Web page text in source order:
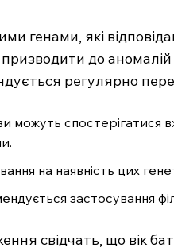
генами, які
до аномалій
регулярно
можуть спостерігатися
на наявність цих
застосування
свідчать, що вік